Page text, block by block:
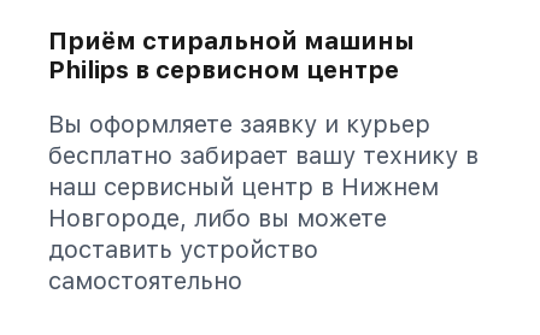
Приём стиральной машины
Philips в сервисном центре
Вы оформляете заявку и курьер
бесплатно забирает вашу технику в
наш сервисный центр в Нижнем
Новгороде, либо вы можете
доставить устройство
самостоятельно